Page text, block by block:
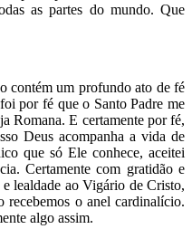
as partes do mundo. Que
contém um profundo ato de fé
por fé que o Santo Padre me
Romana. E certamente por fé,
Deus acompanha a vida de
que só Ele conhece, aceitei
Certamente com gratidão e
lealdade ao Vigário de Cristo,
recebemos o anel cardinalício.
algo assim.